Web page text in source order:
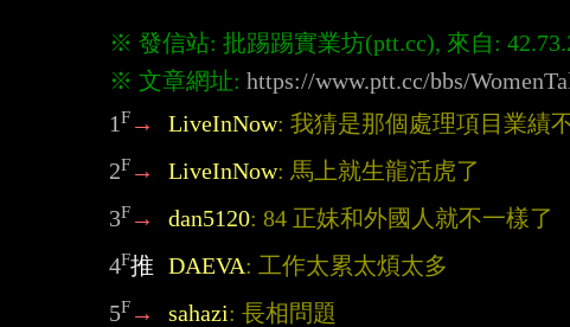
※ 文章網址: https://www.ptt.cc/bbs/
1F → LiveInNow: 我猜是那個處理項目業績
2F → LiveInNow: 馬上就生龍活虎了
3F → dan5120: 84 正妹和外國人就不一樣了
4F推 DAEVA: 工作太累太煩太多
5F → sahazi: 長相問題